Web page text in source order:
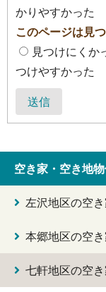
かりやすかった
このページは見
見つけにくか
つけやすかった
送信
空き家・空き地
左沢地区の空
本郷地区の空
七軒地区の空